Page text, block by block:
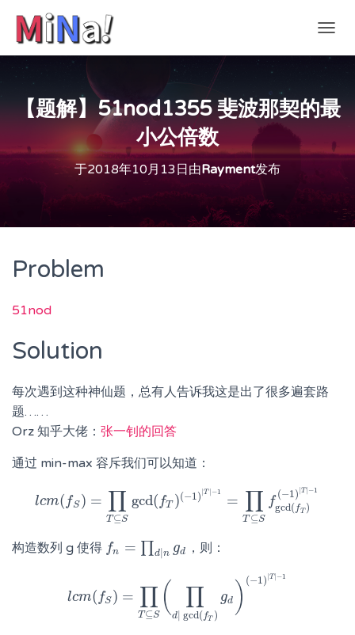
换
【题解】51nod1355 斐波那契的最
小公倍数
于2018年10月13日 由Rayment发布
Problem
51nod
Solution
每次遇到这种神仙题，总有人告诉我这是出了很多遍套路
题……
Orz 知乎大佬： 张一钊的回答
通过 min-max 容斥我们可以知道：
lcm( fS ) = ∏
T⊆S
gcd( fT )(−1) |T| −1 = ∏
T⊆S
f (−1) T| −1
gcd(fT )
lcm(fS)=∏T gcd(fT)(− 1)|T| =∏ gcd(fT )
构造数列 g 使得 fn = ∏d| n gd
fn=∏ ngd ，则：
lcm( fS ) = ∏
T⊆S ( ∏
d| gcd(fT )
gd ) (−1) T| −1
lcm(fS)=∏T ∏ )gd )(